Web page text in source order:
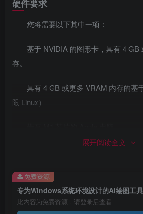
硬件要求
您将需要以下其中一项：
基于 NVIDIA 的图形卡，具有 4 GB
存。
具有 4 GB 或更多 VRAM 内存的基
限 Linux）
512×512 图像：
NVIDIA 10xx 系列显卡，例如 1080ti
展开阅读全文
此内容为免费资源，请登录后查看
免费资源